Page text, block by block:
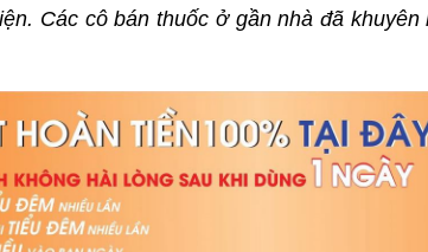
Các cô bán thuốc ở gần nhà đã